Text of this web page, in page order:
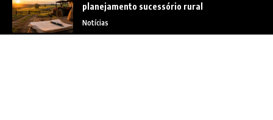
planejamento sucessório rural
Notícias